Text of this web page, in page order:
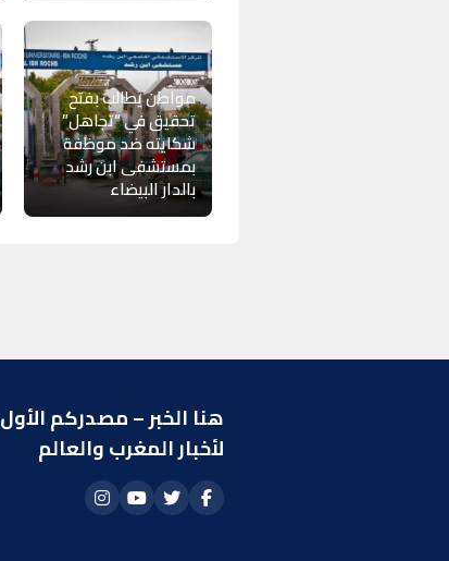
مواطن يطالب بفتح
تحقيق في “تجاهل”
شكايته ضد موظفة
بمستشفى ابن رشد
بالدار البيضاء
هنا الخبر – مصدركم الأول
لأخبار المغرب والعالم